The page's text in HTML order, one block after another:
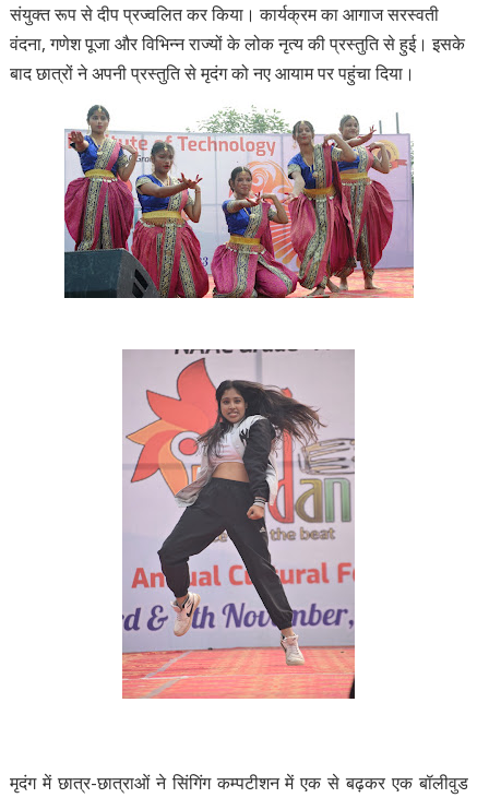
संयुक्त रूप से दीप प्रज्वलित कर किया। कार्यक्रम का आगाज सरस्वती
वंदना, गणेश पूजा और विभिन्न राज्यों के लोक नृत्य की प्रस्तुति से हुई। इसके
बाद छात्रों ने अपनी प्रस्तुति से मृदंग को नए आयाम पर पहुंचा दिया।
मृदंग में छात्र-छात्राओं ने सिंगिंग कम्पटीशन में एक से बढ़कर एक बॉलीवुड